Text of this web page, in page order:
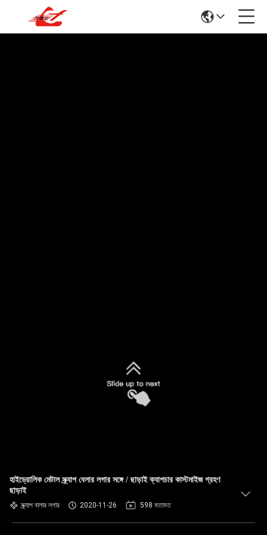
হাইড্রোলিক মেটাল স্ক্র্যাপ বেলার লগার সঙ্গে / ছাড়াই ক্যাপচার কাস্টমাইজ গ্রহণ
ছাড়াই
স্ক্র্যাপ বালার লগার 2020-11-26 598 মতামত